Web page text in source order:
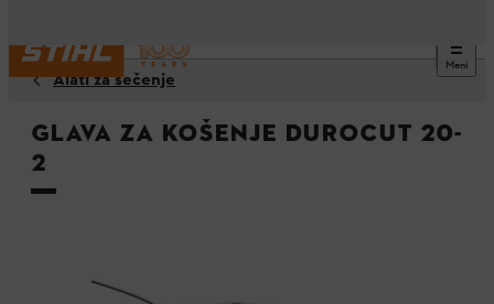
Meni
Alati za sečenje
Glava za košenje DuroCut 20-
2